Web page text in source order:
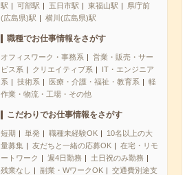
駅
可部駅 五日市駅 東福山駅
県庁前
(広島県)駅
横川(広島県)駅
職種でお仕事情報をさがす
オフィスワーク・事務系
営業・販売・サー
ビス系
クリエイティブ系
IT・エンジニア
系
技術系 医療・介護・福祉・教育系
軽
作業・物流・工場・その他
こだわりでお仕事情報をさがす
短期 単発 職種未経験OK
10名以上の大
量募集
友だちと一緒の応募OK
在宅・リモ
ートワーク
週4日勤務
土日祝のみ勤務
残業なし
副業・WワークOK
交通費別途支